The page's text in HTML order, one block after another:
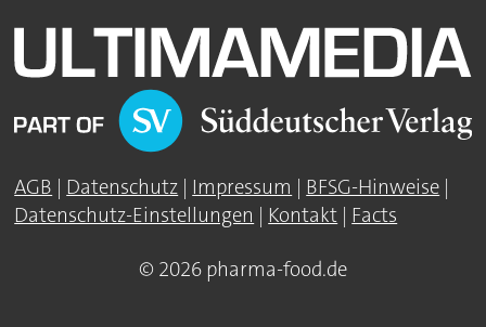
AGB | Datenschutz | Impressum | BFSG-Hinweise |
Datenschutz-Einstellungen | Kontakt | Facts
© 2026 pharma-food.de